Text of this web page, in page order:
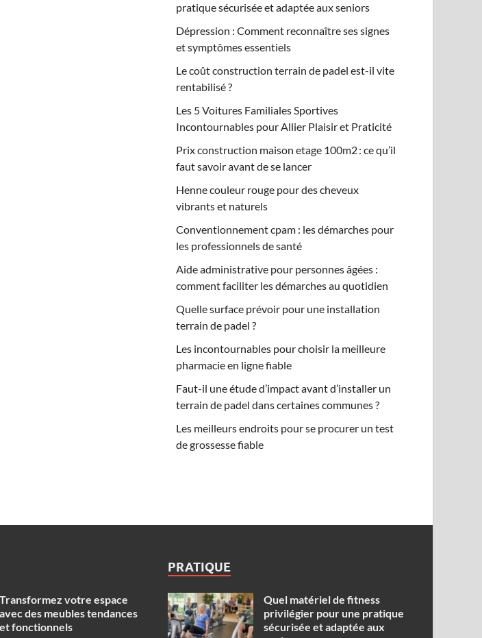
pratique sécurisée et adaptée aux seniors
Dépression : Comment reconnaître ses signes
et symptômes essentiels
Le coût construction terrain de padel est-il vite
rentabilisé ?
Les 5 Voitures Familiales Sportives
Incontournables pour Allier Plaisir et Praticité
Prix construction maison etage 100m2 : ce qu’il
faut savoir avant de se lancer
Henne couleur rouge pour des cheveux
vibrants et naturels
Conventionnement cpam : les démarches pour
les professionnels de santé
Aide administrative pour personnes âgées :
comment faciliter les démarches au quotidien
Quelle surface prévoir pour une installation
terrain de padel ?
Les incontournables pour choisir la meilleure
pharmacie en ligne fiable
Faut-il une étude d’impact avant d’installer un
terrain de padel dans certaines communes ?
Les meilleurs endroits pour se procurer un test
de grossesse fiable
Transformez votre espace
avec des meubles tendances
et fonctionnels
PRATIQUE
Quel matériel de fitness
privilégier pour une pratique
sécurisée et adaptée aux